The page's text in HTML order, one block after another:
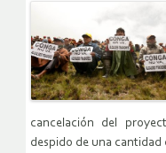
cancelación del
despido de una